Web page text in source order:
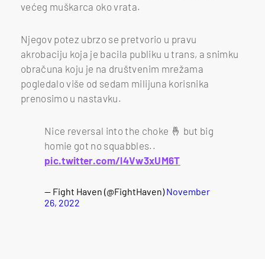
većeg muškarca oko vrata.
Njegov potez ubrzo se pretvorio u pravu
akrobaciju koja je bacila publiku u trans, a snimku
obračuna koju je na društvenim mrežama
pogledalo više od sedam milijuna korisnika
prenosimo u nastavku.
Nice reversal into the choke 🤞 but big
homie got no squabbles..
pic.twitter.com/l4Vw3xUM6T
— Fight Haven (@FightHaven)November
26, 2022